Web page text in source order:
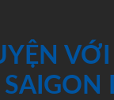
SAIGON